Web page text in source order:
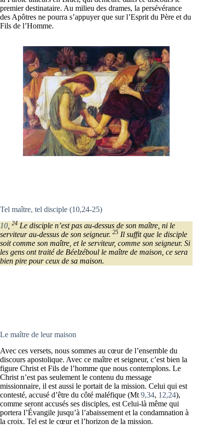
premier destinataire. Au milieu des drames, la persévérance
des Apôtres ne pourra s’appuyer que sur l’Esprit du Père et du
Fils de l’Homme.
Tel maître, tel disciple (10,24-25)
10 24 Le disciple n’est pas au-dessus de son maître, ni le
serviteur au-dessus de son seigneur. 25 Il suffit que le disciple
soit comme son maître, et le serviteur, comme son seigneur. Si
les gens ont traité de Béelzéboul le maître de maison, ce sera
bien pire pour ceux de sa maison.
Le maître de leur maison
Avec ces versets, nous sommes au cœur de l’ensemble du
discours apostolique. Avec ce maître et seigneur, c’est bien la
figure Christ et Fils de l’homme que nous contemplons. Le
Christ n’est pas seulement le contenu du message
missionnaire, il est aussi le portait de la mission. Celui qui est
contesté, accusé d’être du côté maléfique (Mt 9,34, 12,24),
comme seront accusés ses disciples, est Celui-là même qui
portera l’Évangile jusqu’à l’abaissement et la condamnation à
la croix. Tel est le cœur et l’horizon de la mission.